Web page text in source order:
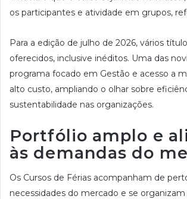
os participantes e atividade em grupos,
Para a edição de julho de 2026, vários
oferecidos, inclusive inéditos. Uma das
programa focado em Gestão e acesso a
alto custo, ampliando o olhar sobre
sustentabilidade nas organizações.
Portfólio amplo e
às demandas do
Os Cursos de Férias acompanham de
necessidades do mercado e se